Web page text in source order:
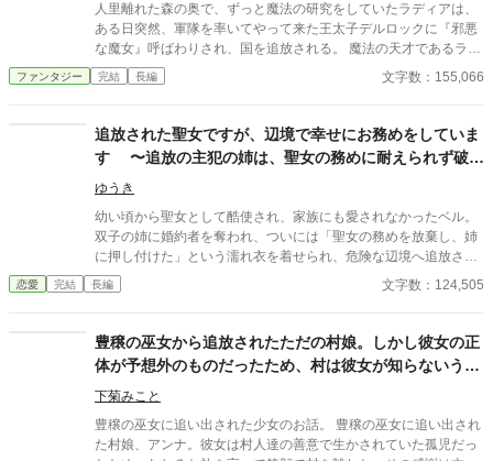
人里離れた森の奥で、ずっと魔法の研究をしていたラディアは、
ある日突然、軍隊を率いてやって来た王太子デルロックに『邪悪
な魔女』呼ばわりされ、国を追放される。 魔法の天才であるラデ
ィアは、その気になれば軍隊を蹴散らすこともできたが、争いを
好まず、物や場所にまったく執着しない性格なので、素直に国を
女』を追い払い、国民たちから喝采を浴びるデルロックだった
が、彼は知らなかった。魔女だと思っていたラディアが、本人も
気づかぬうちに、災いから国を守っていた聖女であることを……
ファンタジー 完結 長編 文字数：155,066
追放された聖女ですが、辺境で幸せにお務めをしていま
す 〜追放の主犯の姉は、聖女の務めに耐えられず破滅
しました〜
ゆうき
幼い頃から聖女として酷使され、家族にも愛されなかったベル。
双子の姉に婚約者を奪われ、ついには「聖女の務めを放棄し、姉
に押し付けた」という濡れ衣を着せられ、危険な辺境へ追放され
てしまう。 ――こんな地獄から解放されるなら、どこへでも行
く。 しかし、辿り着いた地でベルを待っていたのは、温かい歓迎
は、厳つい姿とは裏腹に穏やかで優しく、ベルを大切にしてくれ
た。 一方、王都では姉が聖女の務めに追い詰められ、次第に破綻
していく。 さらに、リオネルの隠された秘密と、辺境を覆う瘴気
の謎が、ベルの運命を大きく揺るがす――。 ☆全四十六話。予約
投稿済みです。タイトルを変えました。前タイトル『婚約破棄に
追放？ 謹んでお受けいたしますので、もう放っておいてくださ
い』☆
恋愛 完結 長編 文字数：124,505
豊穣の巫女から追放されたただの村娘。しかし彼女の正
体が予想外のものだったため、村は彼女が知らないうち
に崩壊する。
下菊みこと
豊穣の巫女に追い出された少女のお話。 豊穣の巫女に追い出され
た村娘、アンナ。彼女は村人達の善意で生かされていた孤児だっ